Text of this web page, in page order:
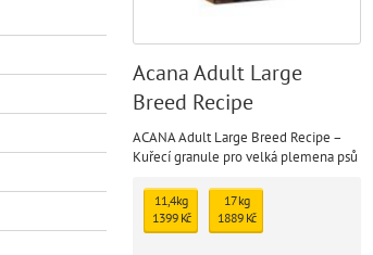
Acana Adult Large
Breed Recipe
ACANA Adult Large Breed Recipe –
Kuřecí granule pro velká plemena psů
11,4kg
1399 Kč
17 kg
1889 Kč